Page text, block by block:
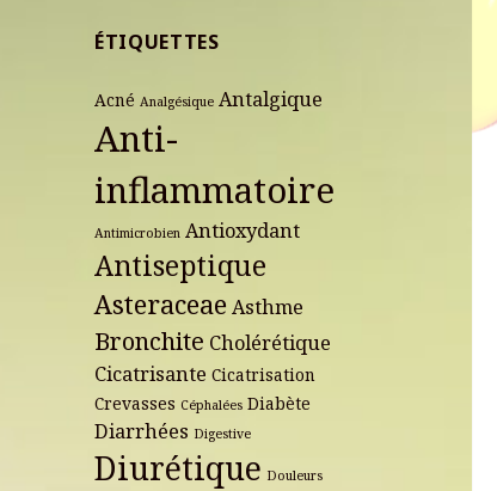
ÉTIQUETTES
Acné Analgésique Antalgique
Anti-
inflammatoire
Antimicrobien Antioxydant
Antiseptique
Asteraceae Asthme
Bronchite Cholérétique
Cicatrisante Cicatrisation
Crevasses Céphalées Diabète
Diarrhées Digestive
Diurétique Douleurs